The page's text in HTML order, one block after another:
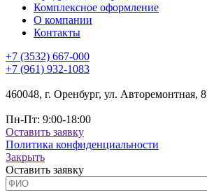
Комплексное оформление
О компании
Контакты
+7 (3532) 667-000
+7 (961) 932-1083
460048, г. Оренбург, ул. Авторемонтная, 8
Пн-Пт: 9:00-18:00
Оставить заявку
Политика конфиденциальности
Закрыть
Оставить заявку